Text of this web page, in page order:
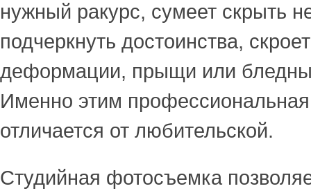
нужный ракурс, сумеет скрыть
подчеркнуть достоинства,
деформации, прыщи или
Именно этим
отличается от любительской.
Студийная фотосъемка